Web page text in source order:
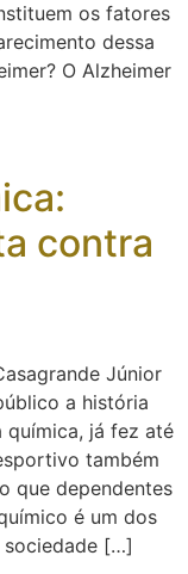
os fatores
dessa
O Alzheimer
contra
Júnior
a história
química, já fez até
também
que dependentes
é um dos
sociedade […]